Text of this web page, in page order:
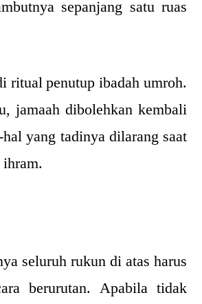
sepanjang satu ruas
ritual penutup ibadah umroh.
jamaah dibolehkan kembali
yang tadinya dilarang saat
ihram.
seluruh rukun di atas harus
berurutan. Apabila tidak